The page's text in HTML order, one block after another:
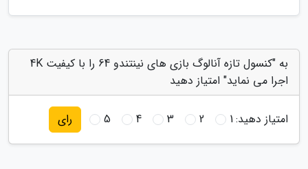
به "کنسول تازه آنالوگ بازی های نینتندو 64 را با کیفیت 4K
اجرا می نماید" امتیاز دهید
امتیاز دهید:1
2
3
4
5 رای